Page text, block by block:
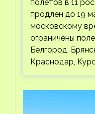
полетов в 11
продлен до 19
московскому
ограничены
Белгород,
Краснодар,